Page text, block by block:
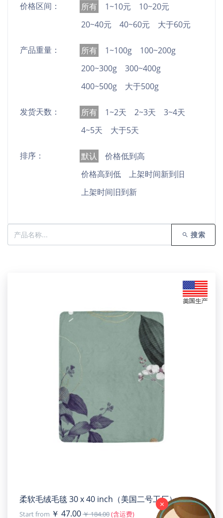
价格区间： 所有 1~10元
10~20元
20~40元
40~60元 大于60元
产品重量： 所有 1~100g
100~200g
200~300g
300~400g
400~500g
大于500g
发货天数： 所有 1~2天 2~3天
3~4天
4~5天
大于5天
排序： 默认
价格低到高
价格高到低
上架时间新到旧
上架时间旧到新
搜索
柔软毛绒毛毯 30 x 40 inch（美国二号工厂）
Start from ￥ 47.00￥ 184.00(含运费)
×